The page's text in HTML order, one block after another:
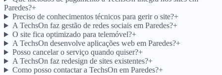
Paredes?+
Preciso de conhecimentos técnicos para gerir o site?+
A TechsOn faz gestão de redes sociais em Paredes?+
O site fica optimizado para telemóvel?+
A TechsOn desenvolve aplicações web em Paredes?+
Posso cancelar o serviço quando quiser?+
A TechsOn faz redesign de sites existentes?+
Como posso contactar a TechsOn em Paredes?+